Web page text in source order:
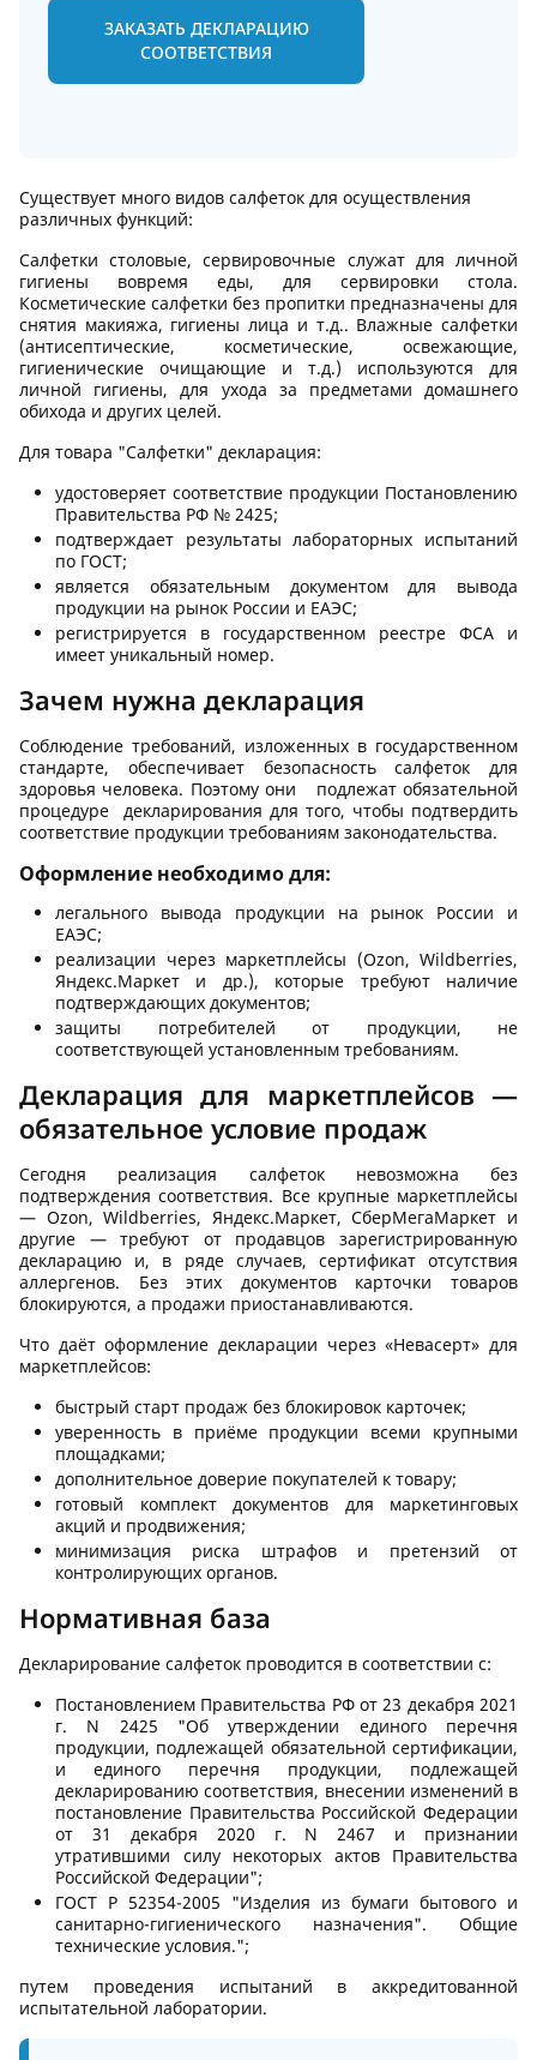
ЗАКАЗАТЬ ДЕКЛАРАЦИЮ
СООТВЕТСТВИЯ
Существует много видов салфеток для осуществления
различных функций:
Салфетки столовые, сервировочные служат для личной
гигиены вовремя еды, для сервировки стола.
Косметические салфетки без пропитки предназначены для
снятия макияжа, гигиены лица и т.д.. Влажные салфетки
(антисептические, косметические, освежающие,
гигиенические очищающие и т.д.) используются для
личной гигиены, для ухода за предметами домашнего
обихода и других целей.
Для товара "Салфетки" декларация:
удостоверяет соответствие продукции Постановлению
Правительства РФ № 2425;
подтверждает результаты лабораторных испытаний
по ГОСТ;
является обязательным документом для вывода
продукции на рынок России и ЕАЭС;
регистрируется в государственном реестре ФСА и
имеет уникальный номер.
Зачем нужна декларация
Соблюдение требований, изложенных в государственном
стандарте, обеспечивает безопасность салфеток для
здоровья человека. Поэтому они подлежат обязательной
процедуре декларирования для того, чтобы подтвердить
соответствие продукции требованиям законодательства.
Оформление необходимо для:
легального вывода продукции на рынок России и
ЕАЭС;
реализации через маркетплейсы (Ozon, Wildberries,
Яндекс.Маркет и др.), которые требуют наличие
подтверждающих документов;
защиты потребителей от продукции, не
соответствующей установленным требованиям.
Декларация для маркетплейсов —
обязательное условие продаж
Сегодня реализация салфеток невозможна без
подтверждения соответствия. Все крупные маркетплейсы
— Ozon, Wildberries, Яндекс.Маркет, СберМегаМаркет и
другие — требуют от продавцов зарегистрированную
декларацию и, в ряде случаев, сертификат отсутствия
аллергенов. Без этих документов карточки товаров
блокируются, а продажи приостанавливаются.
Что даёт оформление декларации через «Невасерт» для
маркетплейсов:
быстрый старт продаж без блокировок карточек;
уверенность в приёме продукции всеми крупными
площадками;
дополнительное доверие покупателей к товару;
готовый комплект документов для маркетинговых
акций и продвижения;
минимизация риска штрафов и претензий от
контролирующих органов.
Нормативная база
Декларирование салфеток проводится в соответствии с:
Постановлением Правительства РФ от 23 декабря 2021
г. N 2425 "Об утверждении единого перечня
продукции, подлежащей обязательной сертификации,
и единого перечня продукции, подлежащей
декларированию соответствия, внесении изменений в
постановление Правительства Российской Федерации
от 31 декабря 2020 г. N 2467 и признании
утратившими силу некоторых актов Правительства
Российской Федерации";
ГОСТ Р 52354-2005 "Изделия из бумаги бытового и
санитарно-гигиенического назначения". Общие
технические условия.";
путем проведения испытаний в аккредитованной
испытательной лаборатории.